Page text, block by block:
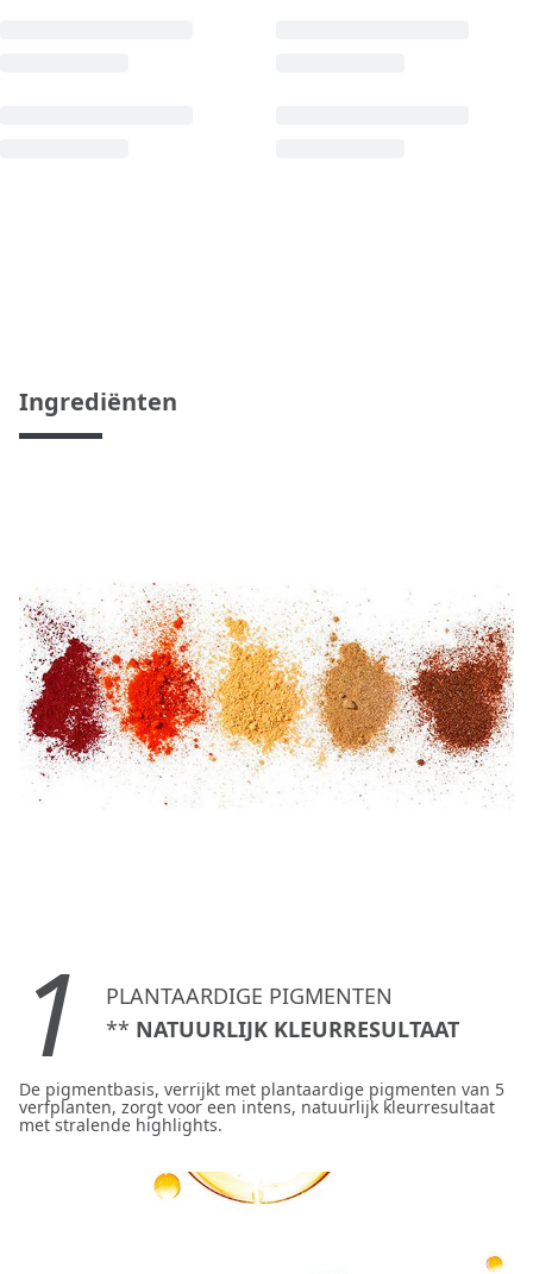
Ingrediënten
1
PLANTAARDIGE PIGMENTEN
** NATUURLIJK KLEURRESULTAAT
De pigmentbasis, verrijkt met plantaardige pigmenten van 5
verfplanten, zorgt voor een intens, natuurlijk kleurresultaat
met stralende highlights.